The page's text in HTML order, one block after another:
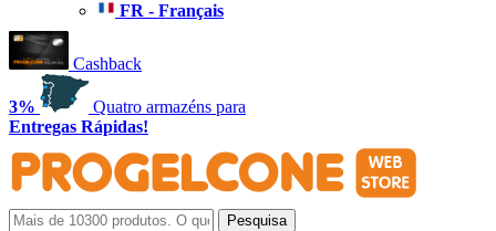
FR - Français
Cashback
3%
Quatro armazéns para
Entregas Rápidas!